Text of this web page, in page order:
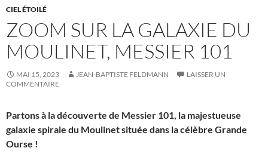
CIEL ÉTOILÉ
ZOOM SUR LA GALAXIE DU
MOULINET, MESSIER 101
MAI 15, 2023 JEAN-BAPTISTE FELDMANN
LAISSER UN
COMMENTAIRE
Partons à la découverte de Messier 101, la majestueuse
galaxie spirale du Moulinet située dans la célèbre Grande
Ourse !